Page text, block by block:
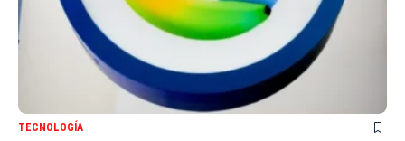
TECNOLOGÍA